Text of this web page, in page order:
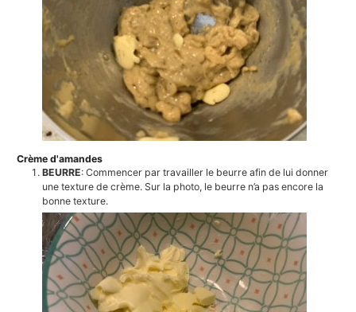
Crème d'amandes
BEURRE: Commencer par travailler le beurre afin de lui donner
une texture de crème. Sur la photo, le beurre n’a pas encore la
bonne texture.